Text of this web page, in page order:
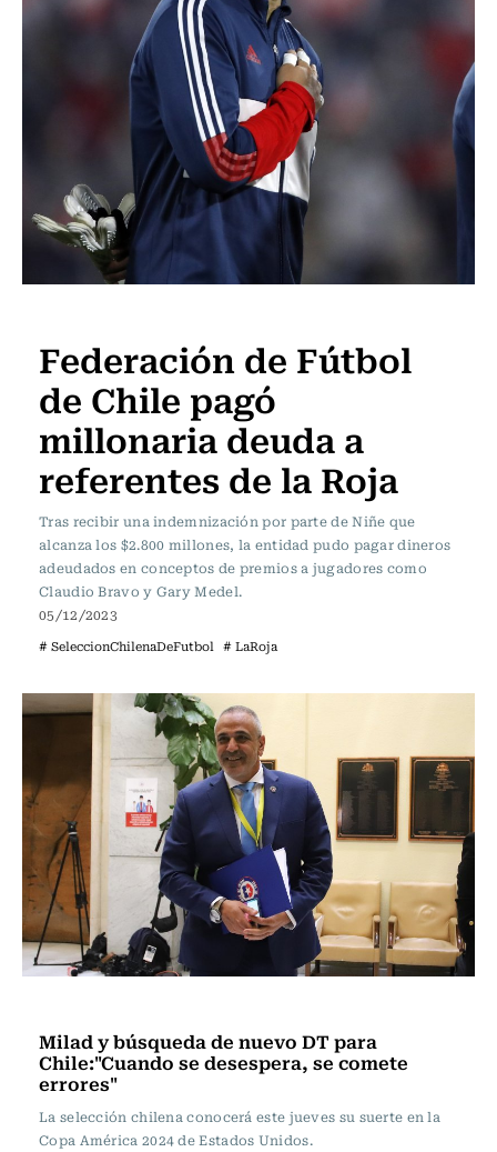
Federación de Fútbol
de Chile pagó
millonaria deuda a
referentes de la Roja
Tras recibir una indemnización por parte de Niñe que
alcanza los $2.800 millones, la entidad pudo pagar dineros
adeudados en conceptos de premios a jugadores como
Claudio Bravo y Gary Medel.
05/12/2023
# SeleccionChilenaDeFutbol # LaRoja
Milad y búsqueda de nuevo DT para
Chile:"Cuando se desespera, se comete
errores"
La selección chilena conocerá este jueves su suerte en la
Copa América 2024 de Estados Unidos.